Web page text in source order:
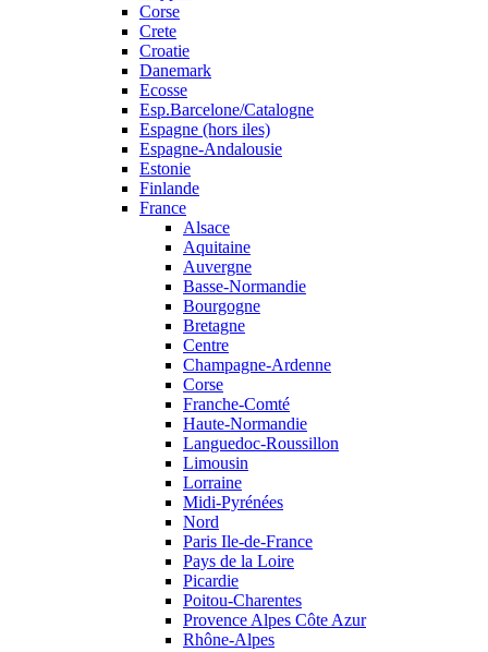
Corse
Crete
Croatie
Danemark
Ecosse
Esp.Barcelone/Catalogne
Espagne (hors iles)
Espagne-Andalousie
Estonie
Finlande
France
Alsace
Aquitaine
Auvergne
Basse-Normandie
Bourgogne
Bretagne
Centre
Champagne-Ardenne
Corse
Franche-Comté
Haute-Normandie
Languedoc-Roussillon
Limousin
Lorraine
Midi-Pyrénées
Nord
Paris Ile-de-France
Pays de la Loire
Picardie
Poitou-Charentes
Provence Alpes Côte Azur
Rhône-Alpes